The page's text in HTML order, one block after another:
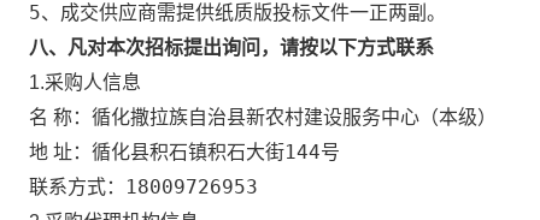
5、成交供应商需提供纸质版投标文件一正两副。
八、凡对本次招标提出询问，请按以下方式联系
1.采购人信息
名 称： 循化撒拉族自治县新农村建设服务中心（本级）
地 址： 循化县积石镇积石大街144号
联系方式： 18009726953